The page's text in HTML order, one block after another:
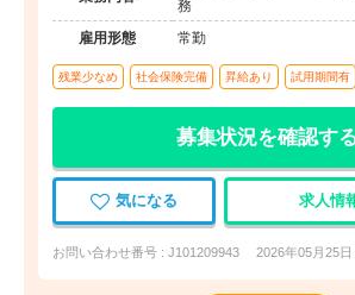
務
雇用形態
常勤
残業少なめ 社会保険完備 昇給あり 試用期間有
募集状況を確認す
気になる 求人情
お問い合わせ番号 : J101209943 2026年05月25日